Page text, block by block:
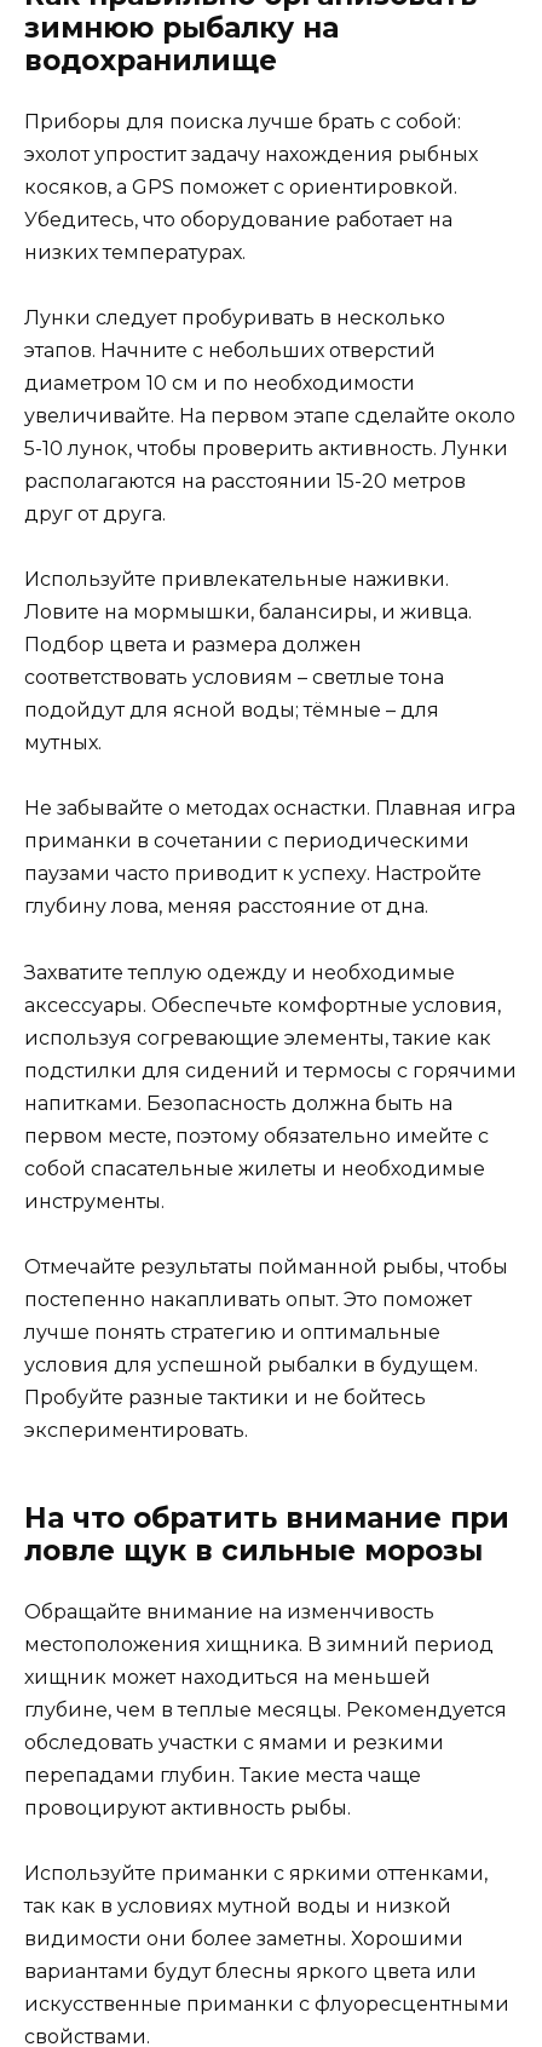
зимнюю рыбалку на
водохранилище
Приборы для поиска лучше брать с собой:
эхолот упростит задачу нахождения рыбных
косяков, а GPS поможет с ориентировкой.
Убедитесь, что оборудование работает на
низких температурах.
Лунки следует пробуривать в несколько
этапов. Начните с небольших отверстий
диаметром 10 см и по необходимости
увеличивайте. На первом этапе сделайте около
5-10 лунок, чтобы проверить активность. Лунки
располагаются на расстоянии 15-20 метров
друг от друга.
Используйте привлекательные наживки.
Ловите на мормышки, балансиры, и живца.
Подбор цвета и размера должен
соответствовать условиям – светлые тона
подойдут для ясной воды; тёмные – для
мутных.
Не забывайте о методах оснастки. Плавная игра
приманки в сочетании с периодическими
паузами часто приводит к успеху. Настройте
глубину лова, меняя расстояние от дна.
Захватите теплую одежду и необходимые
аксессуары. Обеспечьте комфортные условия,
используя согревающие элементы, такие как
подстилки для сидений и термосы с горячими
напитками. Безопасность должна быть на
первом месте, поэтому обязательно имейте с
собой спасательные жилеты и необходимые
инструменты.
Отмечайте результаты пойманной рыбы, чтобы
постепенно накапливать опыт. Это поможет
лучше понять стратегию и оптимальные
условия для успешной рыбалки в будущем.
Пробуйте разные тактики и не бойтесь
экспериментировать.
На что обратить внимание при
ловле щук в сильные морозы
Обращайте внимание на изменчивость
местоположения хищника. В зимний период
хищник может находиться на меньшей
глубине, чем в теплые месяцы. Рекомендуется
обследовать участки с ямами и резкими
перепадами глубин. Такие места чаще
провоцируют активность рыбы.
Используйте приманки с яркими оттенками,
так как в условиях мутной воды и низкой
видимости они более заметны. Хорошими
вариантами будут блесны яркого цвета или
искусственные приманки с флуоресцентными
свойствами.